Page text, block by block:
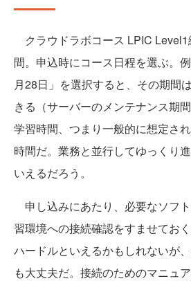
クラウドラボコース LPIC
間。申込時にコース日程を選ぶ。
月28日」を選択すると、その期間
きる（サーバーのメンテナンス期
学習時間、つまり一般的に想定さ
時間だ。業務と並行してゆっくり
いえるだろう。
申し込みにあたり、必要なソフ
習環境への接続確認をすませてお
ハードルといえるかもしれないが
も大丈夫だ。接続のためのマニュ